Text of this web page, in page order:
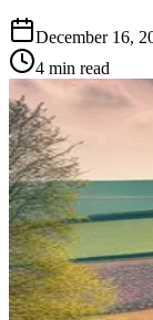
December 16,
4 min read